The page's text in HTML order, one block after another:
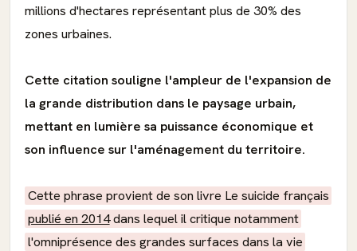
millions d'hectares représentant plus de 30% des
zones urbaines.
Cette citation souligne l'ampleur de l'expansion de
la grande distribution dans le paysage urbain,
mettant en lumière sa puissance économique et
son influence sur l'aménagement du territoire.
Cette phrase provient de son livre Le suicide français
publié en 2014dans lequel il critique notamment
l'omniprésence des grandes surfaces dans la vie